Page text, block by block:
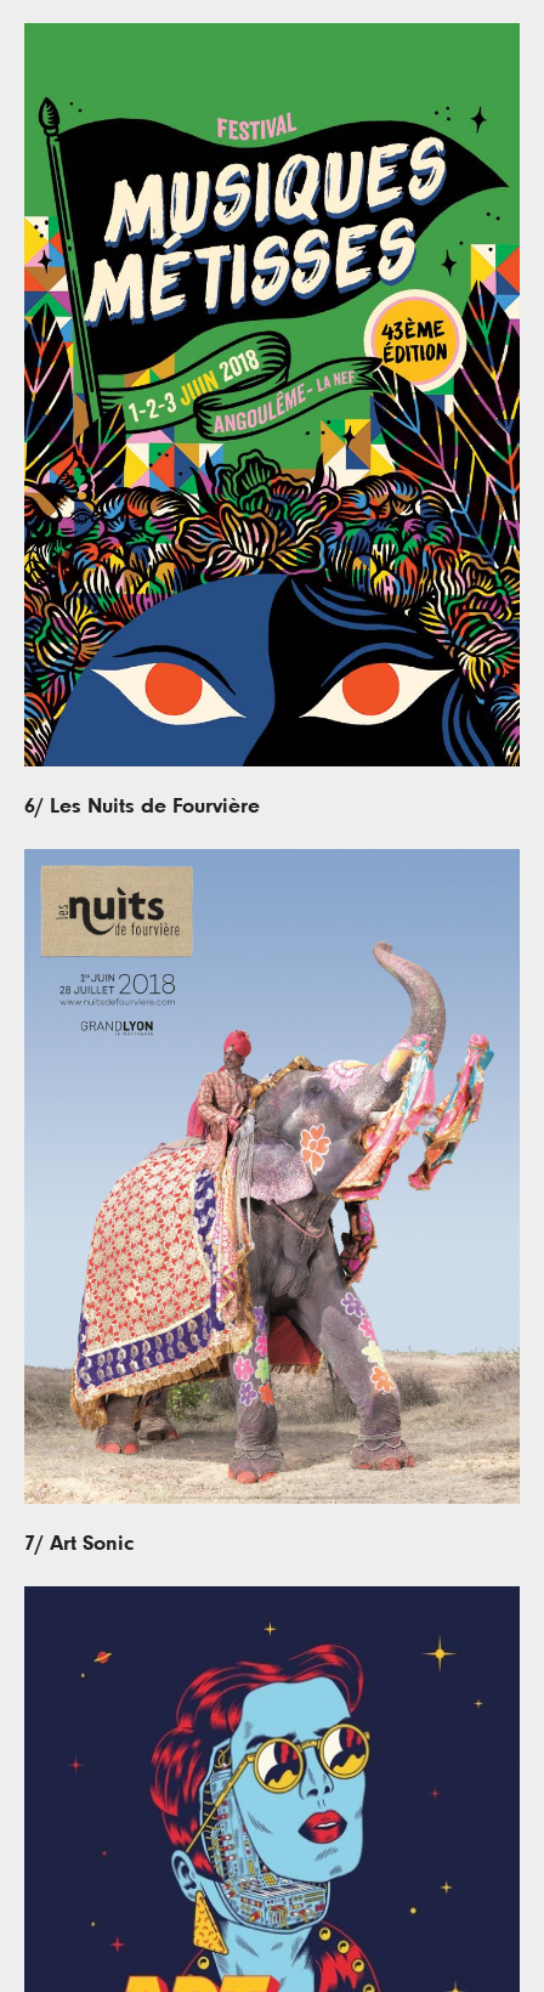
6/ Les Nuits de Fourvière
7/ Art Sonic